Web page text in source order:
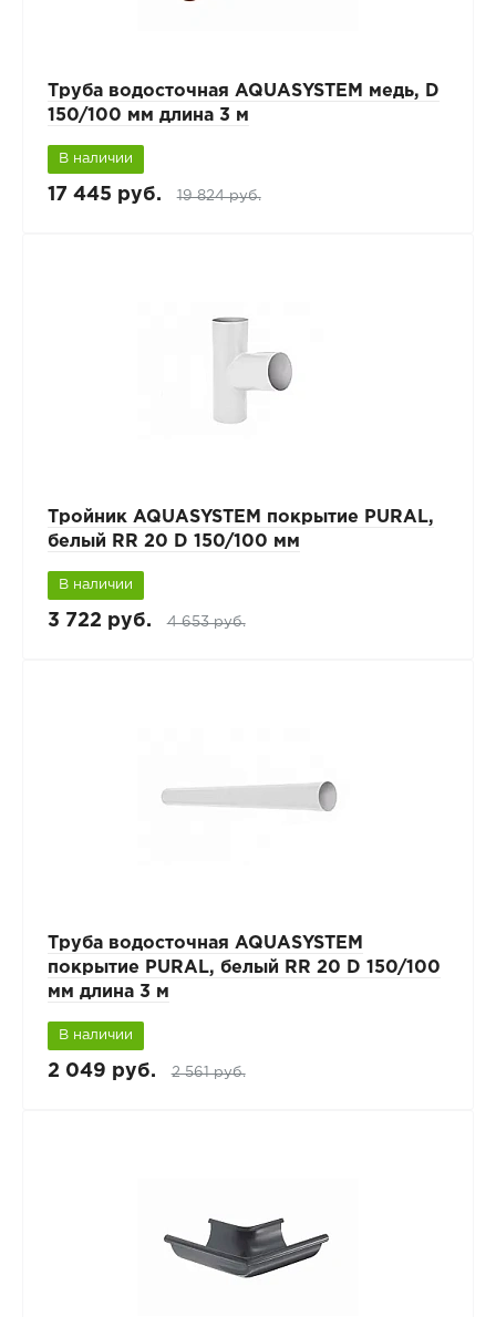
Труба водосточная AQUASYSTEM медь, D
150/100 мм длина 3 м
В наличии
17 445 руб. 19 824 руб.
Тройник AQUASYSTEM покрытие PURAL,
белый RR 20 D 150/100 мм
В наличии
3 722 руб. 4 653 руб.
Труба водосточная AQUASYSTEM
покрытие PURAL, белый RR 20 D 150/100
мм длина 3 м
В наличии
2 049 руб. 2 561 руб.